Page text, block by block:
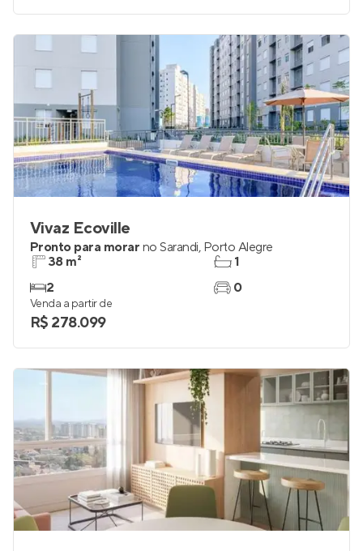
Vivaz Ecoville
Pronto para morar no Sarandi, Porto Alegre
38 m²
2
1
0
Venda a partir de
R$ 278.099